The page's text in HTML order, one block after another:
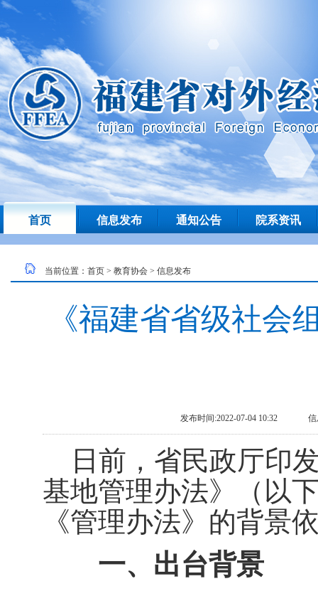
首页 信息发布 通知公告 院系资讯
当前位置： 首页 > 教育协会 > 信息发布
《福建省省级社会
发布时间:2022-07-04 10:32
日前，省民政厅印
基地管理办法》（以
《管理办法》的背景
一、出台背景